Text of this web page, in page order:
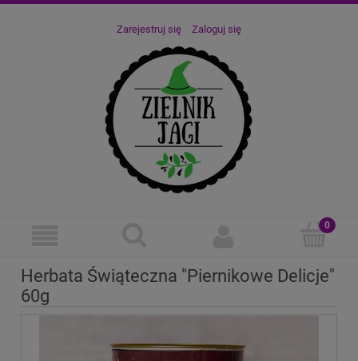
Zarejestruj się Zaloguj się
Herbata Świąteczna "Piernikowe Delicje"
60g